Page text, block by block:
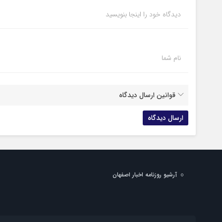
دیدگاه خود را اینجا بنویسید
نام شما
قوانین ارسال دیدگاه
آرشیو روزنامه اخبار اصفهان